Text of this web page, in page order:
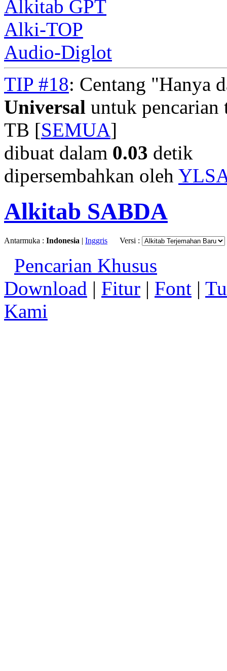
Alkitab GPT
Alki-TOP
Audio-Diglot
TIP #18: Centang "Hanya
Universal untuk pencarian
TB [SEMUA]
dibuat dalam 0.03 detik
dipersembahkan oleh
Alkitab SABDA
Antarmuka : Indonesia | Inggris Versi :
Pencarian Khusus
Download | Fitur | Font |
Kami